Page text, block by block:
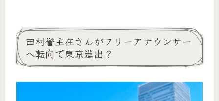
田村誉主在さんがフリーアナウンサー
へ転向で東京進出？